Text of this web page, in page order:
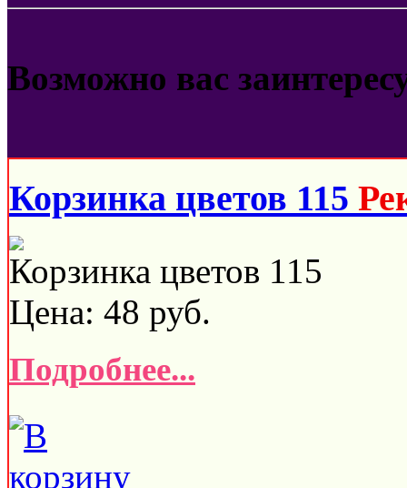
Возможно вас
Корзинка цветов 115
Корзинка цветов 115
Цена: 48 руб.
Подробнее...